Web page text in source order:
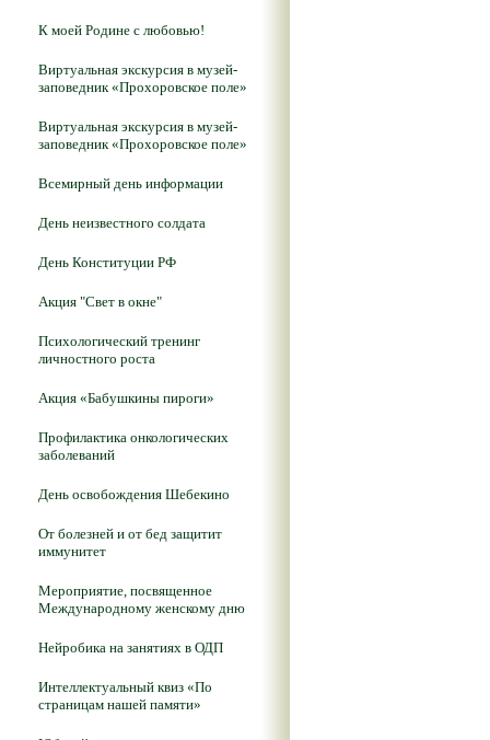
К моей Родине с любовью!
Виртуальная экскурсия в музей-
заповедник «Прохоровское поле»
Виртуальная экскурсия в музей-
заповедник «Прохоровское поле»
Всемирный день информации
День неизвестного солдата
День Конституции РФ
Акция "Свет в окне"
Психологический тренинг
личностного роста
Акция «Бабушкины пироги»
Профилактика онкологических
заболеваний
День освобождения Шебекино
От болезней и от бед защитит
иммунитет
Мероприятие, посвященное
Международному женскому дню
Нейробика на занятиях в ОДП
Интеллектуальный квиз «По
страницам нашей памяти»